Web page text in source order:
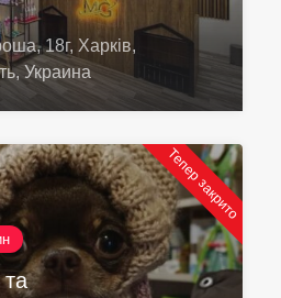
18г, Харків,
Украина
Тепер закрито
та